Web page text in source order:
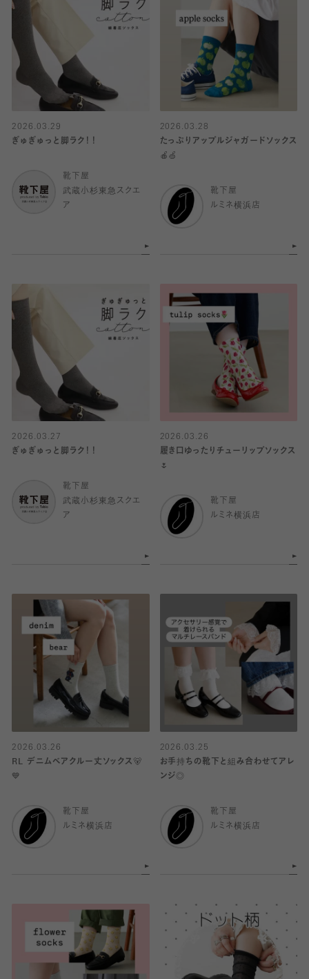
2026.03.29
ぎゅぎゅっと脚ラク！！
靴下屋
武蔵小杉東急スクエ
ア
2026.03.28
たっぷりアップルジャガードソックス
🍎🍏
靴下屋
ルミネ横浜店
2026.03.27
ぎゅぎゅっと脚ラク！！
靴下屋
武蔵小杉東急スクエ
ア
2026.03.26
履き口ゆったりチューリップソックス
🌷
靴下屋
ルミネ横浜店
2026.03.26
RL デニムベアクルー丈ソックス🐻
💙
靴下屋
ルミネ横浜店
2026.03.25
お手持ちの靴下と組み合わせてアレ
ンジ◎
靴下屋
ルミネ横浜店